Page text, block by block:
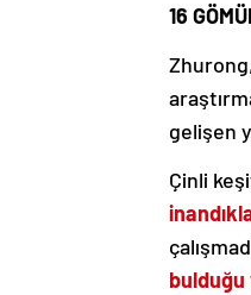
16
gelişen
Çinli
bulduğu